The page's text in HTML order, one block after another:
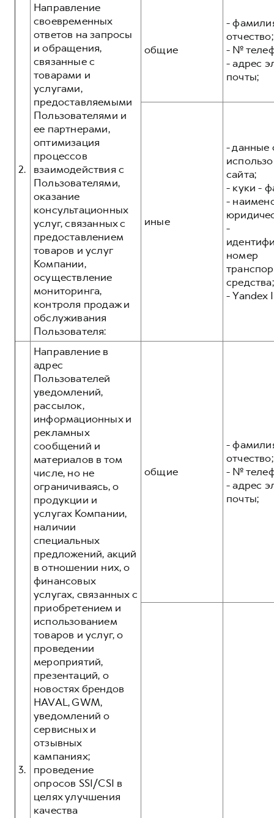
2.
Направление
своевременных
ответов на запросы
и обращения,
связанные с
товарами и
услугами,
предоставляемыми
Пользователями и
ее партнерами,
оптимизация
процессов
взаимодействия с
Пользователями,
оказание
консультационных
услуг, связанных с
предоставлением
товаров и услуг
Компании,
осуществление
мониторинга,
контроля продаж и
обслуживания
Пользователя:
общие
-
отчество;
- №
- адрес
почты;
иные
- данные
сайта;
- куки -
-
-
номер
средства;
- Yandex
3.
Направление в
адрес
Пользователей
уведомлений,
рассылок,
информационных и
рекламных
сообщений и
материалов в том
числе, но не
ограничиваясь, о
продукции и
услугах Компании,
наличии
специальных
предложений, акций
в отношении них, о
финансовых
услугах, связанных с
приобретением и
использованием
товаров и услуг, о
проведении
мероприятий,
презентаций, о
новостях брендов
HAVAL, GWM,
уведомлений о
сервисных и
отзывных
кампаниях;
проведение
опросов SSI/CSI в
целях улучшения
качества
общие
-
отчество;
- №
- адрес
почты;